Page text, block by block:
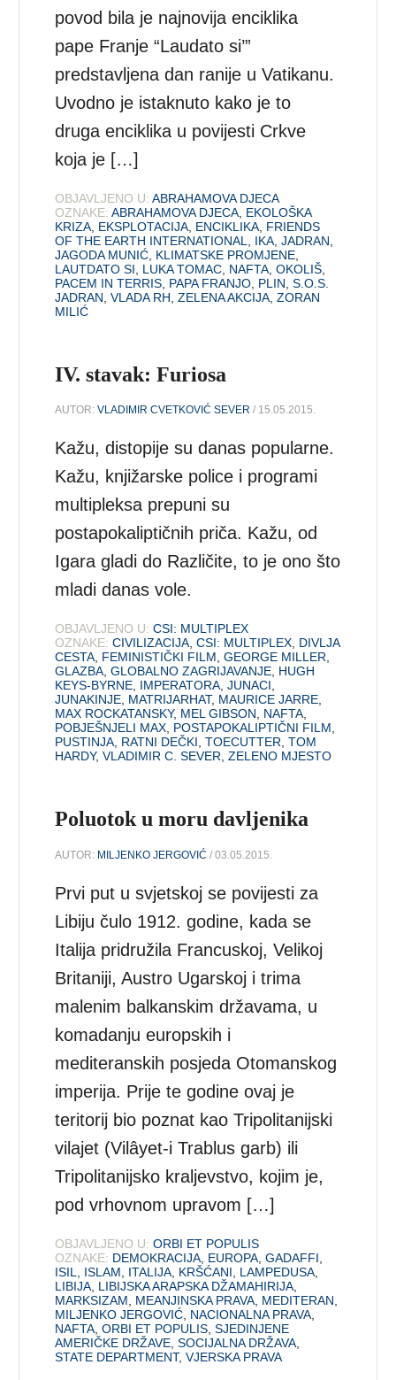
povod bila je najnovija enciklika
pape Franje “Laudato si’”
predstavljena dan ranije u Vatikanu.
Uvodno je istaknuto kako je to
druga enciklika u povijesti Crkve
koja je […]
OBJAVLJENO U: ABRAHAMOVA DJECA
OZNAKE: ABRAHAMOVA DJECA EKOLOŠKA
KRIZA EKSPLOTACIJA ENCIKLIKA FRIENDS
OF THE EARTH INTERNATIONAL
IKA ,JADRAN
JAGODA MUNIĆ KLIMATSKE PROMJENE
LAUTDATO SI
LUKA TOMAC NAFTA ,OKOLIŠ
PACEM IN TERRIS PAPA FRANJO PLIN ,S.O.S.
JADRAN ,VLADA RH ,ZELENA AKCIJA ,ZORAN
MILIĆ
IV. stavak: Furiosa
AUTOR:VLADIMIR CVETKOVIĆ SEVER / 15.05.2015.
Kažu, distopije su danas popularne.
Kažu, knjižarske police i programi
multipleksa prepuni su
postapokaliptičnih priča. Kažu, od
Igara gladi do Različite, to je ono što
mladi danas vole.
OBJAVLJENO U: CSI: MULTIPLEX
OZNAKE: CIVILIZACIJA,CSI: MULTIPLEX, DIVLJA
CESTA, FEMINISTIČKI FILM,GEORGE MILLER,
GLAZBA,GLOBALNO ZAGRIJAVANJE, HUGH
KEYS-BYRNE, IMPERATORA,JUNACI,
JUNAKINJE, MATRIJARHAT, MAURICE JARRE,
MAX ROCKATANSKY, MEL GIBSON, NAFTA,
POBJEŠNJELI MAX, POSTAPOKALIPTIČNI FILM,
PUSTINJA, RATNI DEČKI,TOECUTTER,TOM
HARDY,VLADIMIR C. SEVER,ZELENO MJESTO
Poluotok u moru davljenika
AUTOR: MILJENKO JERGOVIĆ / 03.05.2015.
Prvi put u svjetskoj se povijesti za
Libiju čulo 1912. godine, kada se
Italija pridružila Francuskoj, Velikoj
Britaniji, Austro Ugarskoj i trima
malenim balkanskim državama, u
komadanju europskih i
mediteranskih posjeda Otomanskog
imperija. Prije te godine ovaj je
teritorij bio poznat kao Tripolitanijski
vilajet (Vilâyet-i Trablus garb) ili
Tripolitanijsko kraljevstvo, kojim je,
pod vrhovnom upravom […]
OBJAVLJENO U: ORBI ET POPULIS
OZNAKE: DEMOKRACIJA, EUROPA,GADAFFI,
ISIL, ISLAM, ITALIJA, KRŠĆANI, LAMPEDUSA,
LIBIJA, LIBIJSKA ARAPSKA DŽAMAHIRIJA,
MARKSIZAM, MEANJINSKA PRAVA, MEDITERAN,
MILJENKO JERGOVIĆ, NACIONALNA PRAVA,
NAFTA,ORBI ET POPULIS,SJEDINJENE
AMERIČKE DRŽAVE,SOCIJALNA DRŽAVA,
STATE DEPARTMENT,VJERSKA PRAVA